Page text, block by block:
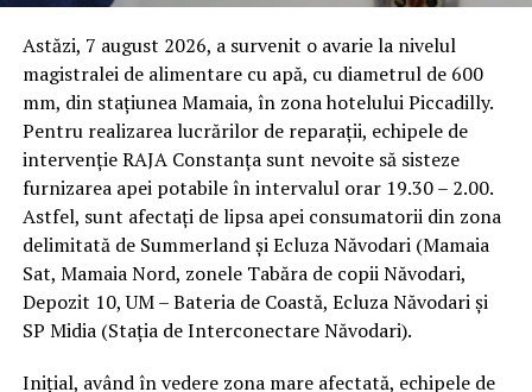
Astăzi, 7 august 2026, a survenit o avarie la nivelul
magistralei de alimentare cu apă, cu diametrul de 600
mm, din stațiunea Mamaia, în zona hotelului Piccadilly.
Pentru realizarea lucrărilor de reparații, echipele de
intervenție RAJA Constanța sunt nevoite să sisteze
furnizarea apei potabile în intervalul orar 19.30 – 2.00.
Astfel, sunt afectați de lipsa apei consumatorii din zona
delimitată de Summerland și Ecluza Năvodari (Mamaia
Sat, Mamaia Nord, zonele Tabăra de copii Năvodari,
Depozit 10, UM – Bateria de Coastă, Ecluza Năvodari și
SP Midia (Stația de Interconectare Năvodari).
Inițial, având în vedere zona mare afectată, echipele de